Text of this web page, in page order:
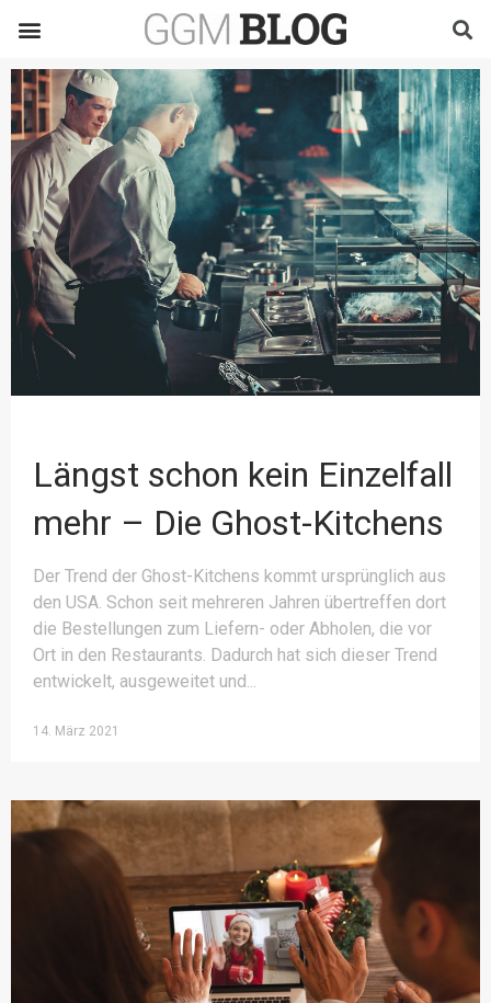
Längst schon kein Einzelfall
mehr – Die Ghost-Kitchens
Der Trend der Ghost-Kitchens kommt ursprünglich aus
den USA. Schon seit mehreren Jahren übertreffen dort
die Bestellungen zum Liefern- oder Abholen, die vor
Ort in den Restaurants. Dadurch hat sich dieser Trend
entwickelt, ausgeweitet und
14. März 2021